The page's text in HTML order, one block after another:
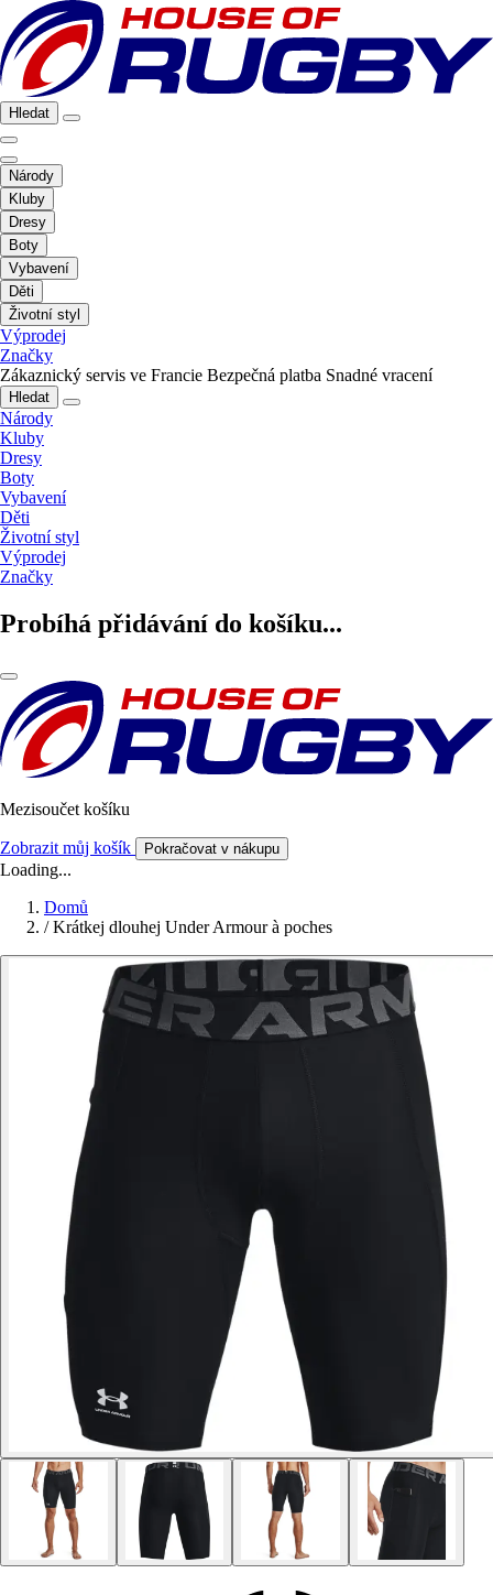
Hledat
Národy
Kluby
Dresy
Boty
Vybavení
Děti
Životní styl
Výprodej
Značky
Zákaznický servis ve Francie Bezpečná platba Snadné vracení
Hledat
Národy
Kluby
Dresy
Boty
Vybavení
Děti
Životní styl
Výprodej
Značky
Probíhá přidávání do košíku...
Mezisoučet košíku
Zobrazit můj košík Pokračovat v nákupu
Loading...
Domů
/ Krátkej dlouhej Under Armour à poches